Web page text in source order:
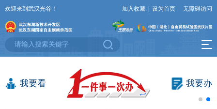
欢迎来到武汉光谷！ 加入收藏 设为首页 无障碍访问
我要看 我要办